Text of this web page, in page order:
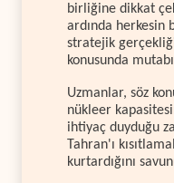
birliğine dikkat
ardında herkesin
stratejik
konusunda
Uzmanlar, söz
nükleer
ihtiyaç duyduğu
Tahran'ı
kurtardığını